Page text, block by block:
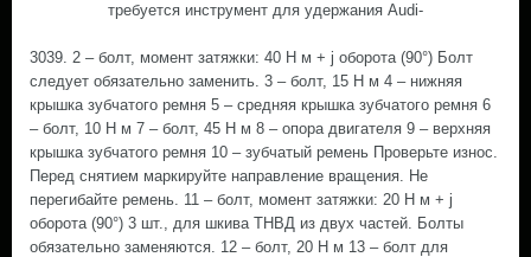
требуется инструмент для удержания Audi-
3039. 2 – болт, момент затяжки: 40 Н м + ј оборота (90°) Болт
следует обязательно заменить. 3 – болт, 15 Н м 4 – нижняя
крышка зубчатого ремня 5 – средняя крышка зубчатого ремня 6
– болт, 10 Н м 7 – болт, 45 Н м 8 – опора двигателя 9 – верхняя
крышка зубчатого ремня 10 – зубчатый ремень Проверьте износ.
Перед снятием маркируйте направление вращения. Не
перегибайте ремень. 11 – болт, момент затяжки: 20 Н м + ј
оборота (90°) 3 шт., для шкива ТНВД из двух частей. Болты
обязательно заменяются. 12 – болт, 20 Н м 13 – болт для